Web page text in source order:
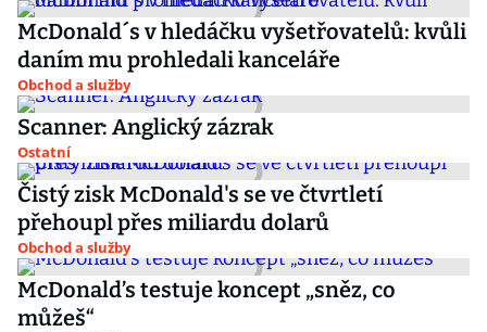
McDonald´s v hledáčku vyšetřovatelů: kvůli
daním mu prohledali kanceláře
Obchod a služby
Scanner: Anglický zázrak
Ostatní
Čistý zisk McDonald's se ve čtvrtletí
přehoupl přes miliardu dolarů
Obchod a služby
McDonald’s testuje koncept „sněz, co
můžeš“